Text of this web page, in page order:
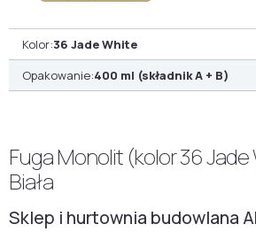
Kolor:36 Jade White
Opakowanie:400 ml (składnik A + B)
Fuga Monolit (kolor 36
Biała
Sklep i hurtownia budowlana